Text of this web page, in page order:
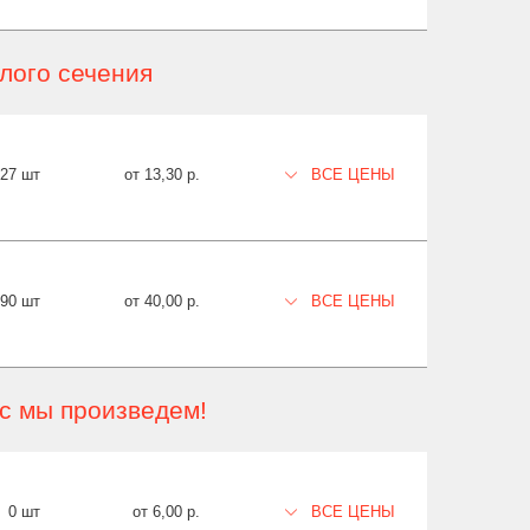
сечения
шт от 13,30 р. ВСЕ ЦЕНЫ
шт от 40,00 р. ВСЕ ЦЕНЫ
мы произведем!
0 шт от 6,00 р. ВСЕ ЦЕНЫ